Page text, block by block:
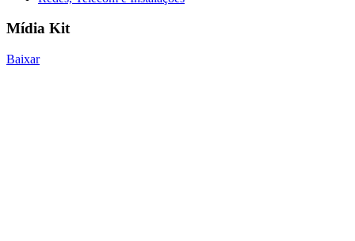
Mídia Kit
Baixar